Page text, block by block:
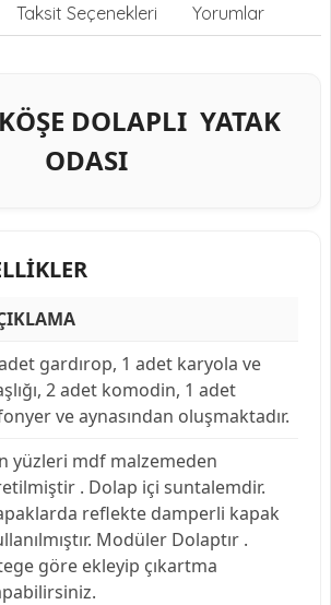
Taksit Seçenekleri Yorumlar
DOLAPLI YATAK
ODASI
gardırop, 1 adet karyola ve
2 adet komodin, 1 adet
ve aynasından oluşmaktadır.
yüzleri mdf malzemeden
. Dolap içi suntalemdir.
reflekte damperli kapak
Modüler Dolaptır .
göre ekleyip çıkartma